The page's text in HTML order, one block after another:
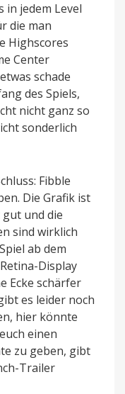
in jedem Level
die man
Highscores
Center
schade
des Spiels,
nicht ganz so
sonderlich
Fibble
Die Grafik ist
gut und die
sind wirklich
ab dem
Display
Ecke schärfer
es leider noch
hier könnte
einen
zu geben, gibt
Trailer